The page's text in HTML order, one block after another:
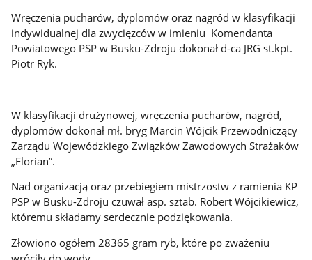
Wręczenia pucharów, dyplomów oraz nagród w klasyfikacji
indywidualnej dla zwycięzców w imieniu Komendanta
Powiatowego PSP w Busku-Zdroju dokonał d-ca JRG st.kpt.
Piotr Ryk.
W klasyfikacji drużynowej, wręczenia pucharów, nagród,
dyplomów dokonał mł. bryg Marcin Wójcik Przewodniczący
Zarządu Wojewódzkiego Związków Zawodowych Strażaków
„Florian”.
Nad organizacją oraz przebiegiem mistrzostw z ramienia KP
PSP w Busku-Zdroju czuwał asp. sztab. Robert Wójcikiewicz,
któremu składamy serdecznie podziękowania.
Złowiono ogółem 28365 gram ryb, które po zważeniu